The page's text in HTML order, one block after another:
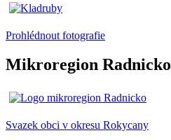
Prohlédnout fotografie
Mikroregion Radnicko
Svazek obci v okresu Rokycany